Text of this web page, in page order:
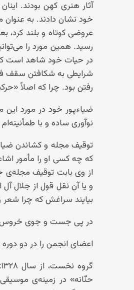
آثار هنری کهن بودند.
خود نشان دادند. به
عروضی کوتاه و بلند
رسید. همین مورد را
در حیات خود شاهد است که
شرایطی به شکافتن سقف
رفتن بود. چرا که اصلاً
ضیاءپور خود در مورد این
نو‌آوری ساده و با
توقیف مجله و کشاندن
که چه کسی او را مأمور
از وی بابت توقیف مجله‌‌ی
بیایند سراغش که چرا شعر
در پی جست و جوی خروس
اعضای انجمن را در دو
حنّانه» در زمینه‌ی